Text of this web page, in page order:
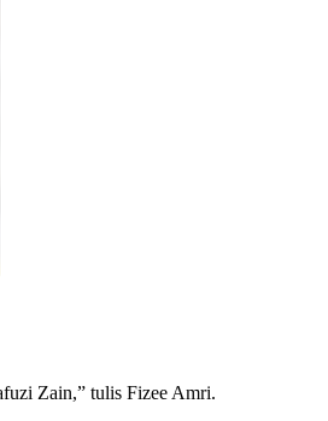
Zain,” tulis Fizee Amri.